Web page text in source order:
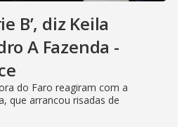
B’, diz Keila
A Fazenda -
do Faro reagiram com a
que arrancou risadas de